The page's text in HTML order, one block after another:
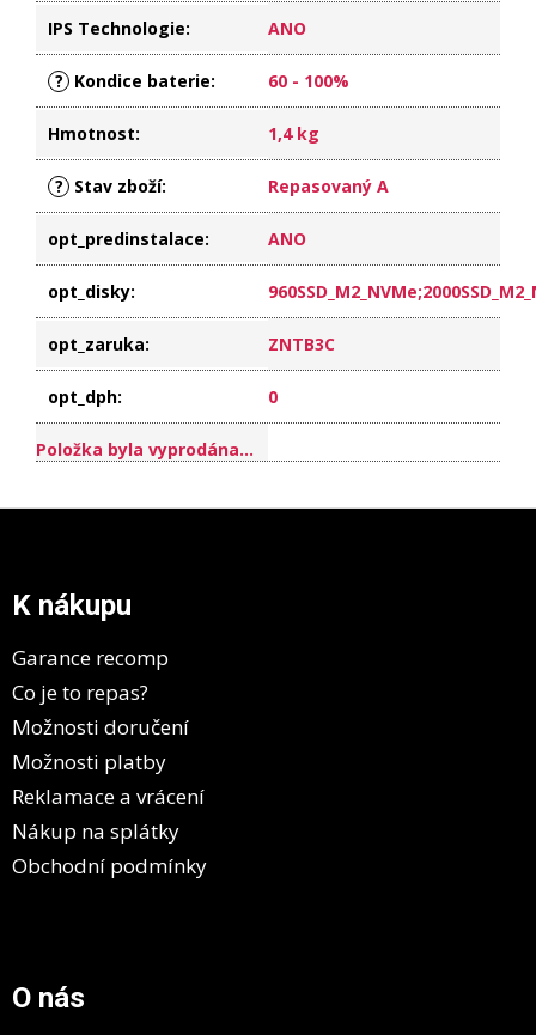
IPS Technologie: ANO
? Kondice baterie: 60 - 100%
Hmotnost: 1,4 kg
? Stav zboží: Repasovaný A
opt_predinstalace: ANO
opt_disky:
opt_zaruka: ZNTB3C
opt_dph: 0
Položka byla vyprodána…
K nákupu
Garance recomp
Co je to repas?
Možnosti doručení
Možnosti platby
Reklamace a vrácení
Nákup na splátky
Obchodní podmínky
O nás